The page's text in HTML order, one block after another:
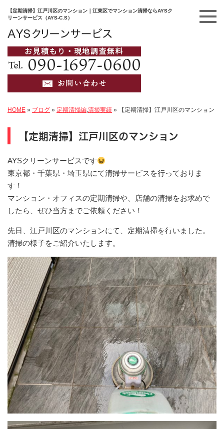
【定期清掃】江戸川区のマンション｜江東区でマンション清掃ならAYSク
リーンサービス（AYS-C.S）
HOME » ブログ » 定期清掃編,清掃実績 » 【定期清掃】江戸川区のマンション
【定期清掃】江戸川区のマンション
AYSクリーンサービスです
東京都・千葉県・埼玉県にて清掃サービスを行っておりま
す！
マンション・オフィスの定期清掃や、店舗の清掃をお求めで
したら、ぜひ当方までご依頼ください！
先日、江戸川区のマンションにて、定期清掃を行いました。
清掃の様子をご紹介いたします。